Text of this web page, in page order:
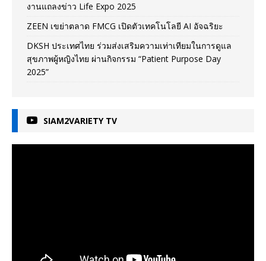
งานแถลงข่าว Life Expo 2025
ZEEN เขย่าตลาด FMCG เปิดตัวเทคโนโลยี AI อัจฉริยะ
DKSH ประเทศไทย ร่วมส่งเสริมความเท่าเทียมในการดูแล
สุขภาพผู้หญิงไทย ผ่านกิจกรรม “Patient Purpose Day
2025”
SIAM2VARIETY TV